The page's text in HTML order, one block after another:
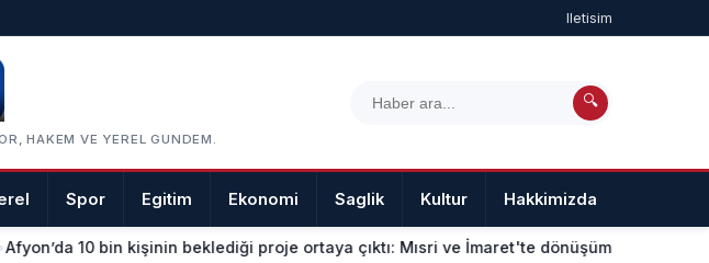
Iletisim
HAKEM VE YEREL GUNDEM.
🔍
Spor Egitim Ekonomi Saglik Kultur Hakkimizda
Afyon’da 10 bin kişinin beklediği proje ortaya çıktı: Mısri ve İmaret'te dönüşüm nasıl olacak?